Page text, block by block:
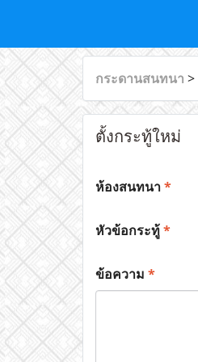
กระดานสนทนา >
ตั้งกระทู้ใหม่
ห้องสนทนา*
หัวข้อกระทู้*
ข้อความ *